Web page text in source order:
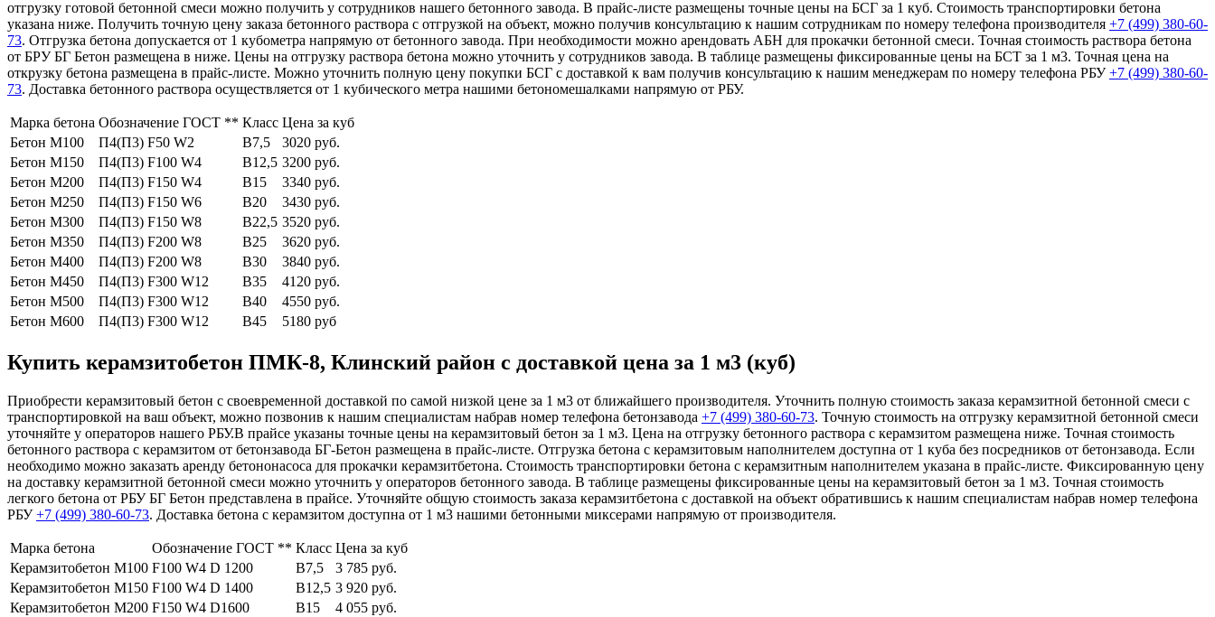
отгрузку готовой бетонной смеси можно получить у сотрудников нашего бетонного завода. В прайс-листе размещены точные цены на БСГ за 1 куб. Стоимость транспортировки бетона
указана ниже. Получить точную цену заказа бетонного раствора с отгрузкой на объект, можно получив консультацию к нашим сотрудникам по номеру телефона производителя +7 (499) 380-60-
73. Отгрузка бетона допускается от 1 кубометра напрямую от бетонного завода. При необходимости можно арендовать АБН для прокачки бетонной смеси. Точная стоимость раствора бетона
от БРУ БГ Бетон размещена в ниже. Цены на отгрузку раствора бетона можно уточнить у сотрудников завода. В таблице размещены фиксированные цены на БСТ за 1 м3. Точная цена на
открузку бетона размещена в прайс-листе. Можно уточнить полную цену покупки БСГ с доставкой к вам получив консультацию к нашим менеджерам по номеру телефона РБУ+7 (499) 380-60-
73. Доставка бетонного раствора осуществляется от 1 кубического метра нашими бетономешалками напрямую от РБУ.
Марка бетона Обозначение ГОСТ ** Класс Цена за куб
Бетон М100
П4(П3) F50 W2 В7,5
3020 руб.
Бетон М150
П4(П3) F100 W4 В12,5 3200 руб.
Бетон М200
П4(П3) F150 W4 В15
3340 руб.
Бетон М250
П4(П3) F150 W6 В20
3430 руб.
Бетон М300
П4(П3) F150 W8 В22,5 3520 руб.
Бетон М350
П4(П3) F200 W8 В25
3620 руб.
Бетон М400
П4(П3) F200 W8 В30
3840 руб.
Бетон М450
П4(П3) F300 W12 В35
4120 руб.
Бетон М500
П4(П3) F300 W12 В40
4550 руб.
Бетон М600
П4(П3) F300 W12 В45 5180 руб
Купить керамзитобетон ПМК-8, Клинский район с доставкой цена за 1 м3 (куб)
Приобрести керамзитовый бетон с своевременной доставкой по самой низкой цене за 1 м3 от ближайшего производителя. Уточнить полную стоимость заказа керамзитной бетонной смеси с
транспортировкой на ваш объект, можно позвонив к нашим специалистам набрав номер телефона бетонзавода +7 (499) 380-60-73. Точную стоимость на отгрузку керамзитной бетонной смеси
уточняйте у операторов нашего РБУ.В прайсе указаны точные цены на керамзитовый бетон за 1 м3. Цена на отгрузку бетонного раствора с керамзитом размещена ниже. Точная стоимость
бетонного раствора с керамзитом от бетонзавода БГ-Бетон размещена в прайс-листе. Отгрузка бетона с керамзитовым наполнителем доступна от 1 куба без посредников от бетонзавода. Если
необходимо можно заказать аренду бетононасоса для прокачки керамзитбетона. Стоимость транспортировки бетона с керамзитным наполнителем указана в прайс-листе. Фиксированную цену
на доставку керамзитной бетонной смеси можно уточнить у операторов бетонного завода. В таблице размещены фиксированные цены на керамзитовый бетон за 1 м3. Точная стоимость
легкого бетона от РБУ БГ Бетон представлена в прайсе. Уточняйте общую стоимость заказа керамзитбетона с доставкой на объект обратившись к нашим специалистам набрав номер телефона
РБУ+7 (499) 380-60-73. Доставка бетона с керамзитом доступна от 1 м3 нашими бетонными миксерами напрямую от производителя.
Марка бетона Обозначение ГОСТ ** Класс Цена за куб
Керамзитобетон М100 F100 W4 D 1200 В7,5
3 785 руб.
Керамзитобетон М150 F100 W4 D 1400 В12,5 3 920 руб.
Керамзитобетон М200 F150 W4 D1600 В15
4 055 руб.